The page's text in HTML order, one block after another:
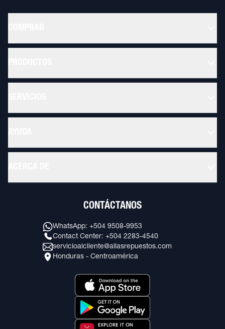
CONTÁCTANOS
WhatsApp: +504 9508-9953
Contact Center: +504 2283-4540
servicioalcliente@allasrepuestos.com
Honduras - Centroamérica